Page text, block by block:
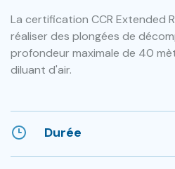
La certification CCR Extended
réaliser des plongées de
profondeur maximale de 40
diluant d'air.
Durée